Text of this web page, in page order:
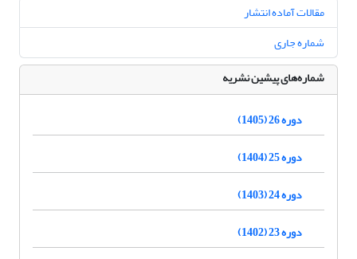
مقالات آماده انتشار
شماره جاری
شماره‌های پیشین نشریه
دوره 26 (1405)
دوره 25 (1404)
دوره 24 (1403)
دوره 23 (1402)